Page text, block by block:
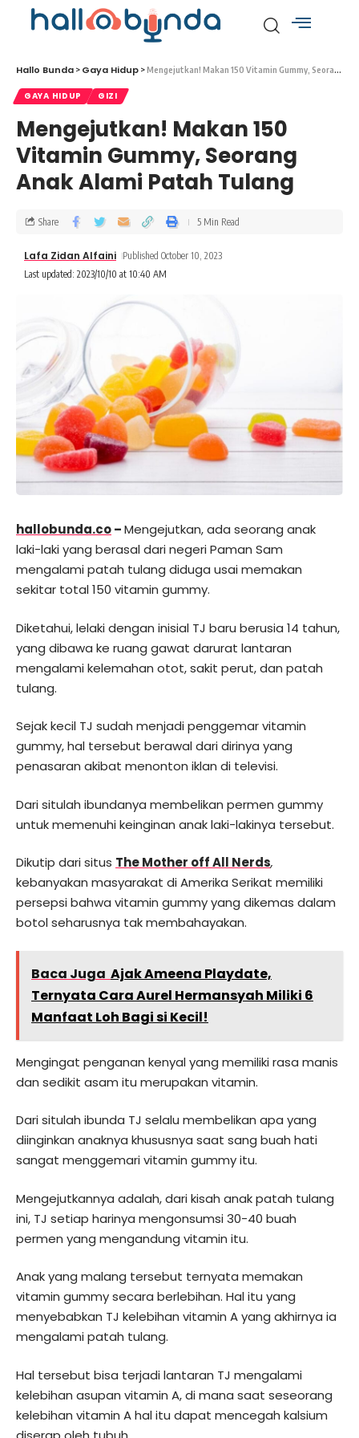
Hallo Bunda > Gaya Hidup >Mengejutkan! Makan 150 Vitamin Gummy, Seorang Anak Alami Patah Tulang
GAYA HIDUP GIZI
Mengejutkan! Makan 150
Vitamin Gummy, Seorang
Anak Alami Patah Tulang
Last updated: 2023/10/10 at 10:40 AM
Lafa Zidan Alfaini Published October 10, 2023
Share 5 Min Read
hallobunda.co–Mengejutkan, ada seorang anak
laki-laki yang berasal dari negeri Paman Sam
mengalami patah tulang diduga usai memakan
sekitar total 150 vitamin gummy.
Diketahui, lelaki dengan inisial TJ baru berusia 14 tahun,
yang dibawa ke ruang gawat darurat lantaran
mengalami kelemahan otot, sakit perut, dan patah
tulang.
Sejak kecil TJ sudah menjadi penggemar vitamin
gummy, hal tersebut berawal dari dirinya yang
penasaran akibat menonton iklan di televisi.
Dari situlah ibundanya membelikan permen gummy
untuk memenuhi keinginan anak laki-lakinya tersebut.
Dikutip dari situs The Mother off All Nerds,
kebanyakan masyarakat di Amerika Serikat memiliki
persepsi bahwa vitamin gummy yang dikemas dalam
botol seharusnya tak membahayakan.
Baca Juga Ajak Ameena Playdate,
Ternyata Cara Aurel Hermansyah Miliki 6
Manfaat Loh Bagi si Kecil!
Mengingat penganan kenyal yang memiliki rasa manis
dan sedikit asam itu merupakan vitamin.
Dari situlah ibunda TJ selalu membelikan apa yang
diinginkan anaknya khususnya saat sang buah hati
sangat menggemari vitamin gummy itu.
Mengejutkannya adalah, dari kisah anak patah tulang
ini, TJ setiap harinya mengonsumsi 30-40 buah
permen yang mengandung vitamin itu.
Anak yang malang tersebut ternyata memakan
vitamin gummy secara berlebihan. Hal itu yang
menyebabkan TJ kelebihan vitamin A yang akhirnya ia
mengalami patah tulang.
Hal tersebut bisa terjadi lantaran TJ mengalami
kelebihan asupan vitamin A, di mana saat seseorang
kelebihan vitamin A hal itu dapat mencegah kalsium